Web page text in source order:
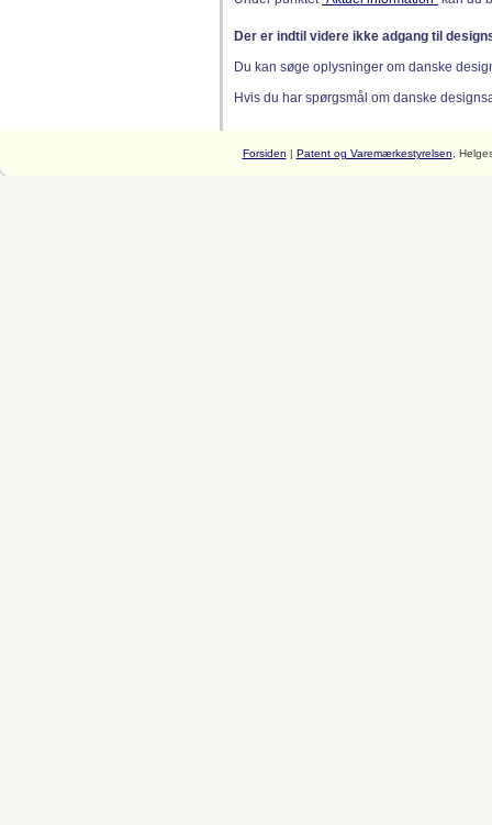
Der er indtil videre ikke adgang til
Du kan søge oplysninger om danske
Hvis du har spørgsmål om danske
Forsiden | Patent og Varemærkestyrelsen ,